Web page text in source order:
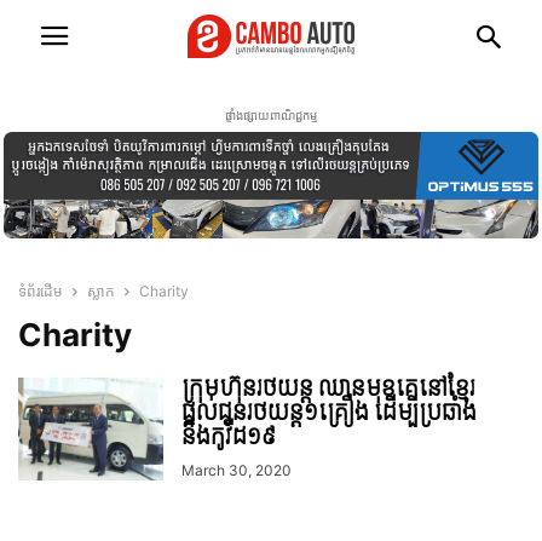
ផ្ទាំងផ្សាយពាណិជ្ជកម្ម
ទំព័រដើម ស្លាក Charity
Charity
ក្រុមហ៊ុនរថយន្ត ឈានមុខគេនៅខ្មែរ
ផ្តល់ជូនរថយន្ត១គ្រឿង ដើម្បីប្រឆាំង
នឹងកូវីដ១៩
March 30, 2020